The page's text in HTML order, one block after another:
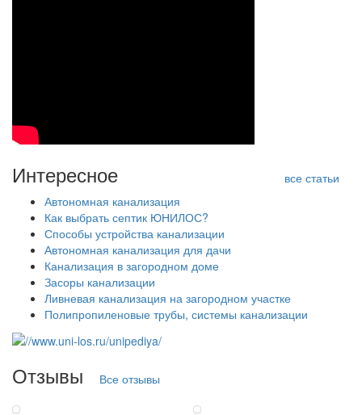
все статьи
Интересное
Автономная канализация
Как выбрать септик ЮНИЛОС?
Способы устройства канализации
Автономная канализация для дачи
Канализация в загородном доме
Засоры канализации
Ливневая канализация на загородном участке
Полипропиленовые трубы, системы канализации
Отзывы Все отзывы